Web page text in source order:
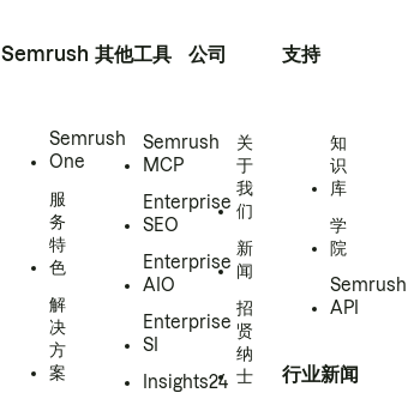
Semrush
Semrush
One
服
务
特
色
解
决
方
案
其他工具
Semrush
MCP
Enterprise
SEO
Enterprise
AIO
Enterprise
SI
Insights24
公司
关
于
我
们
新
闻
招
贤
纳
士
支持
知
识
库
学
院
Semrush
API
行业新闻